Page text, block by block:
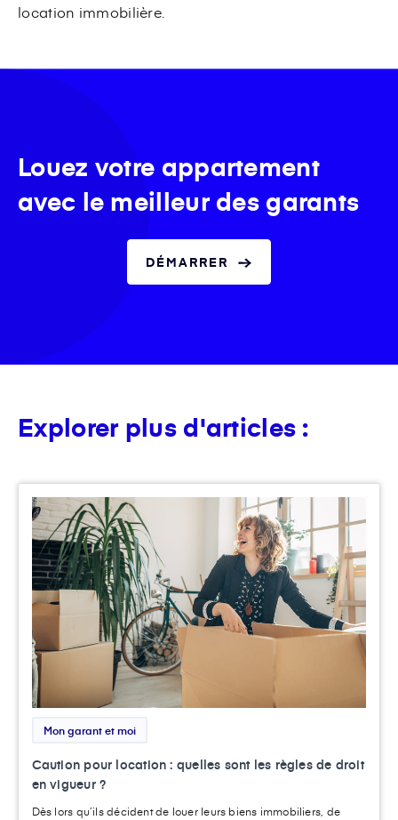
location immobilière.
Louez votre appartement
avec le meilleur des garants
DÉMARRER
Explorer plus d'articles :
Mon garant et moi
Caution pour location : quelles sont les règles de droit
en vigueur ?
Dès lors qu’ils décident de louer leurs biens immobiliers, de